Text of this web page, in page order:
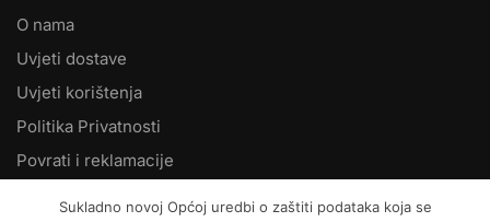
O nama
Uvjeti dostave
Uvjeti korištenja
Politika Privatnosti
Povrati i reklamacije
Sukladno novoj Općoj uredbi o zaštiti podataka koja se